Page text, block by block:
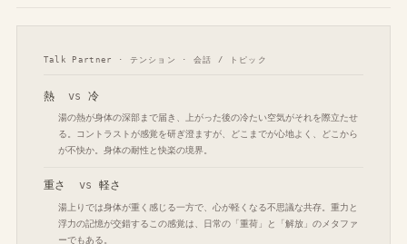
Talk Partner · テンション · 会話 / トピック
熱 vs 冷
湯の熱が身体の深部まで届き、上がった後の冷たい空気がそれを際立たせ
る。コントラストが感覚を研ぎ澄ますが、どこまでが心地よく、どこから
が不快か。身体の耐性と快楽の境界。
重さ vs 軽さ
湯上りでは身体が重く感じる一方で、心が軽くなる不思議な共存。重力と
浮力の記憶が交錯するこの感覚は、日常の「重荷」と「解放」のメタファ
ーでもある。